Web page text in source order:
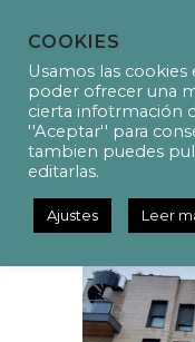
P23010 –
COOKIES
Usamos las
poder ofrecer una
cierta infotrmación
''Aceptar'' para
tambien puedes
editarlas.
Ajustes Leer